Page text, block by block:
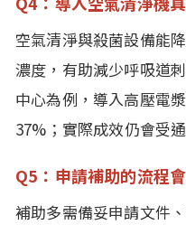
空氣清淨與殺菌設備能
濃度，有助減少呼吸道
中心為例，導入高壓電
37%；實際成效仍會受
Q5：申請補助的流程
補助多需備妥申請文件